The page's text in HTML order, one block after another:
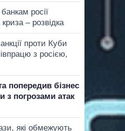
росії
– розвідка
проти Куби
з росією,
попередив бізнес
з погрозами атак
які обмежують